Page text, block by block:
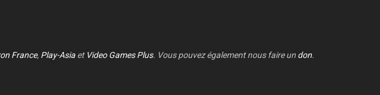
France, Play-Asia et Video Games Plus. Vous pouvez également nous faire un don.